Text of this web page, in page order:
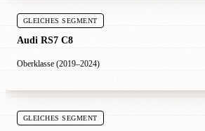
GLEICHES SEGMENT
Audi RS7 C8
Oberklasse (2019–2024)
GLEICHES SEGMENT